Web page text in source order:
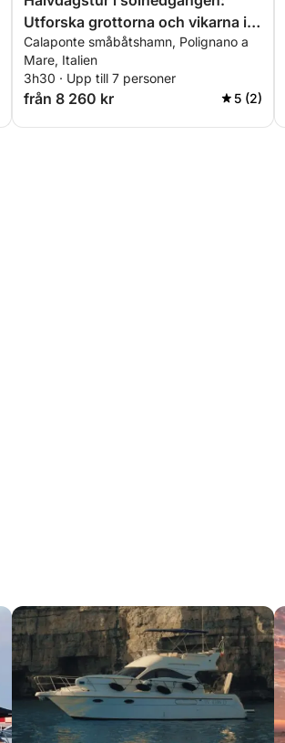
Utforska grottorna och vikarna i
Polignano a Mare och Monopoli
Calaponte småbåtshamn, Polignano a
Mare, Italien
3h30 · Upp till 7 personer
från 8 260 kr 5 (2)